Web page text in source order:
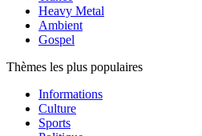
Heavy Metal
Ambient
Gospel
Thèmes les plus populaires
Informations
Culture
Sports